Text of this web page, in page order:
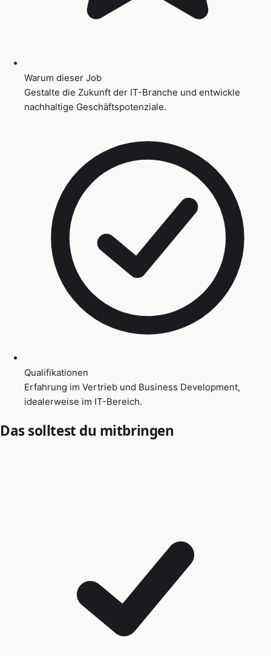
Warum dieser Job
Gestalte die Zukunft der IT-Branche und entwickle
nachhaltige Geschäftspotenziale.
Qualifikationen
Erfahrung im Vertrieb und Business Development,
idealerweise im IT-Bereich.
Das solltest du mitbringen